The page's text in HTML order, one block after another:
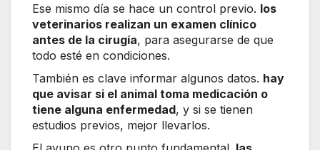
Ese mismo día se hace un control previo. los
veterinarios realizan un examen clínico
antes de la cirugía, para asegurarse de que
todo esté en condiciones.
También es clave informar algunos datos. hay
que avisar si el animal toma medicación o
tiene alguna enfermedad, y si se tienen
estudios previos, mejor llevarlos.